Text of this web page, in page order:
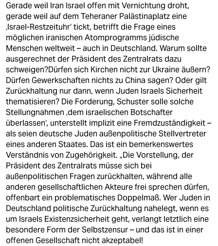
berlin
nord
wahrheit
verlag
verlag
veranstaltungen
shop
fragen & hilfe
unterstützen
abo
genossenschaft
epaper login
Gerade weil Iran Israel offen mit Vernichtung droht,
gerade weil auf dem Teheraner Palästinaplatz eine
‚Israel-Restzeituhr‘ tickt, betrifft die Frage eines
möglichen iranischen Atomprogramms jüdische
Menschen weltweit – auch in Deutschland. Warum sollte
ausgerechnet der Präsident des Zentralrats dazu
schweigen?Dürfen sich Kirchen nicht zur Ukraine äußern?
Dürfen Gewerkschaften nichts zu China sagen? Oder gilt
Zurückhaltung nur dann, wenn Juden Israels Sicherheit
thematisieren? Die Forderung, Schuster solle solche
Stellungnahmen ‚dem israelischen Botschafter
überlassen‘, unterstellt implizit eine Fremdzuständigkeit –
als seien deutsche Juden außenpolitische Stellvertreter
eines anderen Staates. Das ist ein bemerkenswertes
Verständnis von Zugehörigkeit. „Die Vorstellung, der
Präsident des Zentralrats müsse sich bei
außenpolitischen Fragen zurückhalten, während alle
anderen gesellschaftlichen Akteure frei sprechen dürfen,
offenbart ein problematisches Doppelmaß. Wer Juden in
Deutschland politische Zurückhaltung nahelegt, wenn es
um Israels Existenzsicherheit geht, verlangt letztlich eine
besondere Form der Selbstzensur – und das ist in einer
offenen Gesellschaft nicht akzeptabel!